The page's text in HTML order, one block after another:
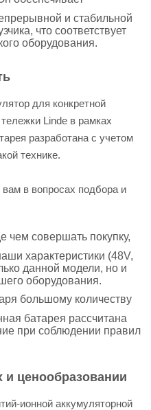
и стабильной
что соответствует
оборудования.
для конкретной
Linde в рамках
разработана с учетом
технике.
в вопросах подбора и
чем совершать покупку,
характеристики (48V,
данной модели, но и
оборудования.
большому количеству
батарея рассчитана
при соблюдении правил
ценообразовании
ионной аккумуляторной